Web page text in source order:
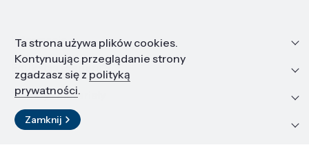
Informacje
Edukacja i kariera
Zasoby i materiały
Kontakt
Ta strona używa plików cookies.
Kontynuując przeglądanie strony
zgadzasz się z polityką
prywatności.
Zamknij